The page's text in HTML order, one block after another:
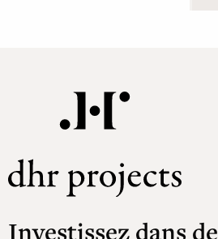
Investissez dans de